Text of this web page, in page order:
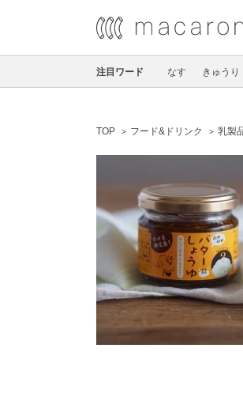
注目ワード なす きゅうり
TOP フード&ドリンク 乳製